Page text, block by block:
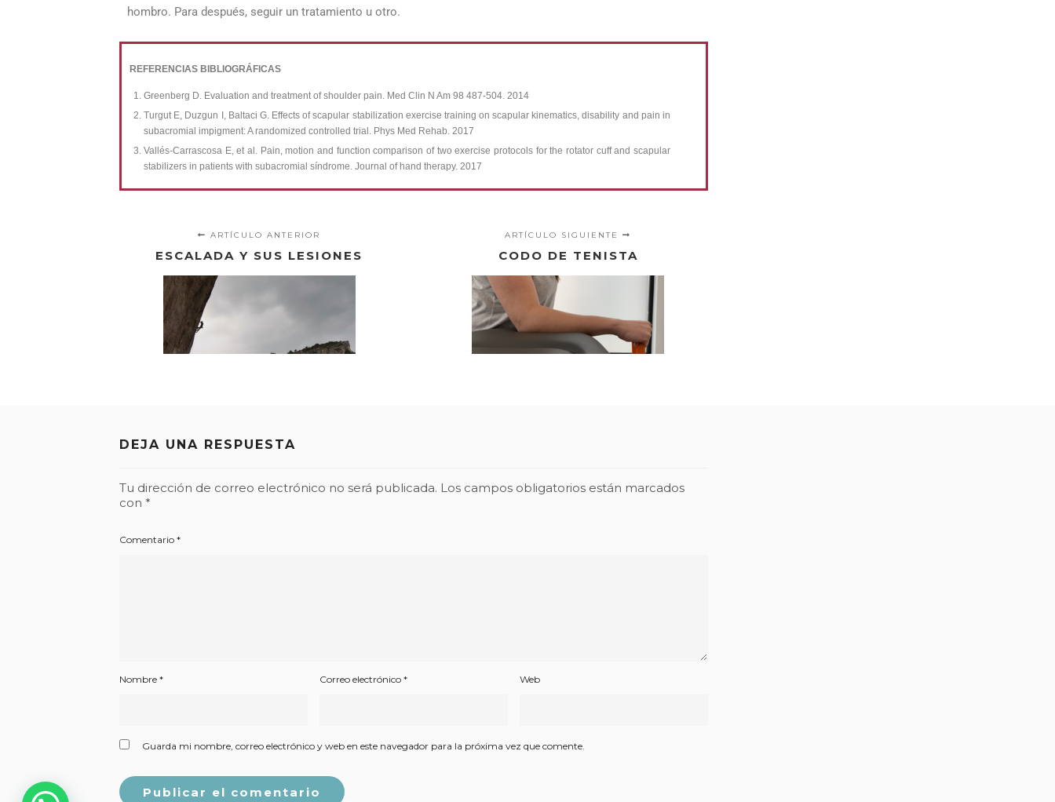
hombro. Para después, seguir un tratamiento u otro.
REFERENCIAS BIBLIOGRÁFICAS
Greenberg D. Evaluation and treatment of shoulder pain. Med Clin N Am 98 487-504. 2014
Turgut E, Duzgun I, Baltaci G. Effects of scapular stabilization exercise training on scapular kinematics, disability and pain in
subacromial impigment: A randomized controlled trial. Phys Med Rehab. 2017
Vallés-Carrascosa E, et al. Pain, motion and function comparison of two exercise protocols for the rotator cuff and scapular
stabilizers in patients with subacromial síndrome. Journal of hand therapy. 2017
ARTÍCULO ANTERIOR
ESCALADA Y SUS LESIONES
ARTÍCULO SIGUIENTE
CODO DE TENISTA
DEJA UNA RESPUESTA
Tu dirección de correo electrónico no será publicada. Los campos obligatorios están marcados
con *
Comentario *
Nombre * Correo electrónico * Web
Guarda mi nombre, correo electrónico y web en este navegador para la próxima vez que comente.